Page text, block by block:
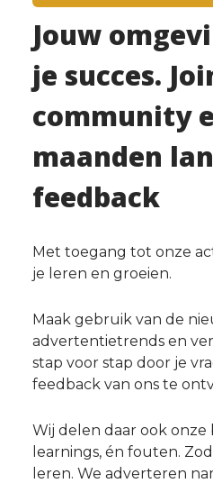
Jouw
je succes.
community
maanden
feedback
Met toegang tot onze
je leren en groeien.
Maak gebruik van de
advertentietrends en
stap voor stap door je
feedback van ons te
Wij delen daar ook onze
learnings, én fouten.
leren. We adverteren